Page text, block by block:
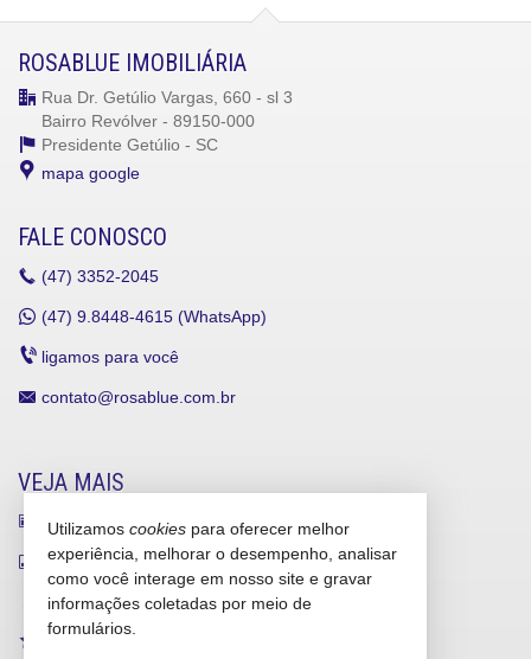
ROSABLUE IMOBILIÁRIA
Rua Dr. Getúlio Vargas, 660 - sl 3
Bairro Revólver - 89150-000
Presidente Getúlio - SC
mapa google
FALE CONOSCO
(47) 3352-2045
(47) 9.8448-4615 (WhatsApp)
ligamos para você
contato@rosablue.com.br
VEJA MAIS
receba nosso newsletter
indicadores financeiros
cadastre seu imóvel
Utilizamos cookies para oferecer melhor
experiência, melhorar o desempenho, analisar
como você interage em nosso site e gravar
informações coletadas por meio de
formulários.